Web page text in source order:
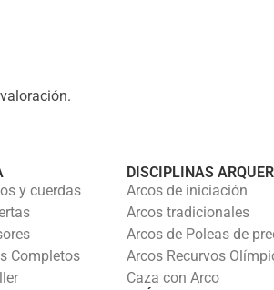
y cuerdas
Completos
DISCIPLINAS
Arcos de iniciación
Arcos tradicionales
Arcos de Poleas de
Arcos Recurvos
Caza con Arco